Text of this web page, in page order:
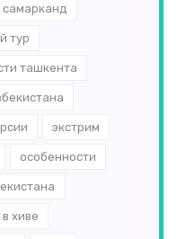
самарканд
тур
ташкента
экстрим
особенности
хиве